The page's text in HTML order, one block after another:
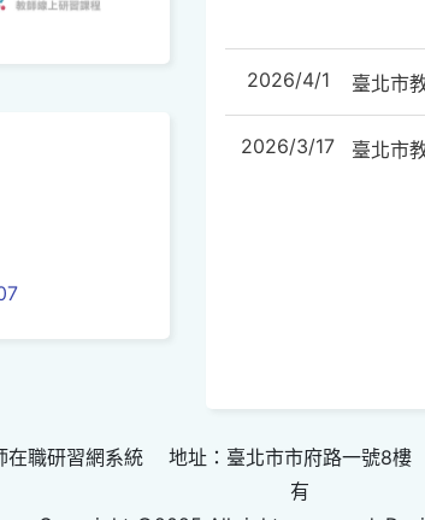
2026/4/1 臺北市
2026/3/17 臺北市
在職研習網系統 地址：臺北市市府路一號8
有